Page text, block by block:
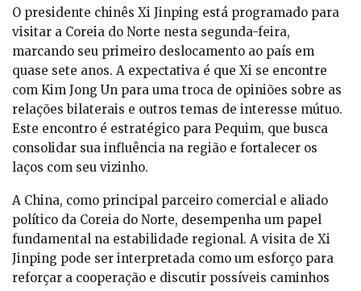
O presidente chinês Xi Jinping está programado para
visitar a Coreia do Norte nesta segunda-feira,
marcando seu primeiro deslocamento ao país em
quase sete anos. A expectativa é que Xi se encontre
com Kim Jong Un para uma troca de opiniões sobre as
relações bilaterais e outros temas de interesse mútuo.
Este encontro é estratégico para Pequim, que busca
consolidar sua influência na região e fortalecer os
laços com seu vizinho.
A China, como principal parceiro comercial e aliado
político da Coreia do Norte, desempenha um papel
fundamental na estabilidade regional. A visita de Xi
Jinping pode ser interpretada como um esforço para
reforçar a cooperação e discutir possíveis caminhos